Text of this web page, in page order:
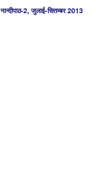
नान्दीपाठ-2, जुलाई-सितम्बर 2013